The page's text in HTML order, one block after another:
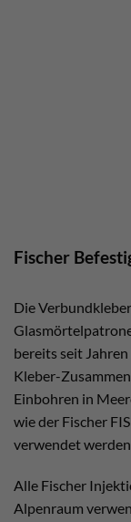
Fischer
Die
bereits seit
Kleber-
Einbohren in
wie der Fischer
verwendet
Alle Fischer
Alpenraum